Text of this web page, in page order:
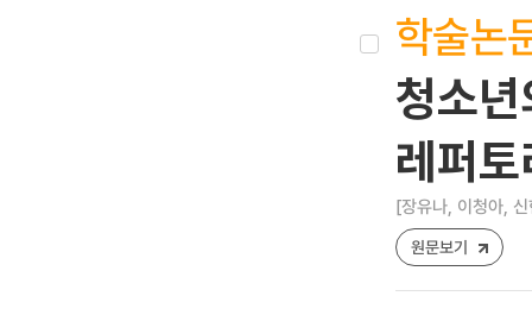
학술논
청소
레퍼
[장유나, 이청아,
원문보기